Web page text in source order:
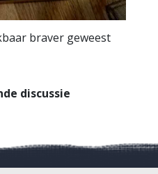
braver geweest
discussie